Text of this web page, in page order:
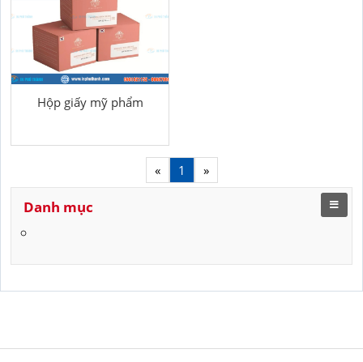
Hộp giấy mỹ phẩm
« 1 »
Danh mục